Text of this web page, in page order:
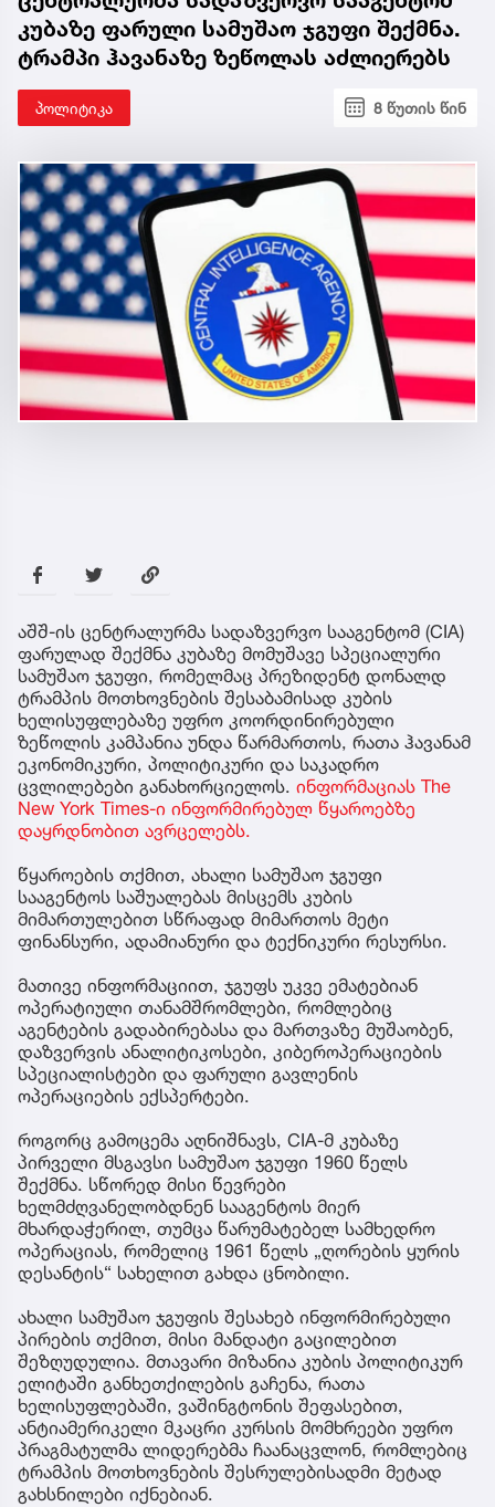
კუბაზე ფარული სამუშაო ჯგუფი შექმნა.
ტრამპი ჰავანაზე ზეწოლას აძლიერებს
პოლიტიკა 8 წუთის წინ
აშშ-ის ცენტრალურმა სადაზვერვო სააგენტომ (CIA)
ფარულად შექმნა კუბაზე მომუშავე სპეციალური
სამუშაო ჯგუფი, რომელმაც პრეზიდენტ დონალდ
ტრამპის მოთხოვნების შესაბამისად კუბის
ხელისუფლებაზე უფრო კოორდინირებული
ზეწოლის კამპანია უნდა წარმართოს, რათა ჰავანამ
ეკონომიკური, პოლიტიკური და საკადრო
ცვლილებები განახორციელოს. ინფორმაციას The
New York Times-ი ინფორმირებულ წყაროებზე
დაყრდნობით ავრცელებს.
წყაროების თქმით, ახალი სამუშაო ჯგუფი
სააგენტოს საშუალებას მისცემს კუბის
მიმართულებით სწრაფად მიმართოს მეტი
ფინანსური, ადამიანური და ტექნიკური რესურსი.
მათივე ინფორმაციით, ჯგუფს უკვე ემატებიან
ოპერატიული თანამშრომლები, რომლებიც
აგენტების გადაბირებასა და მართვაზე მუშაობენ,
დაზვერვის ანალიტიკოსები, კიბეროპერაციების
სპეციალისტები და ფარული გავლენის
ოპერაციების ექსპერტები.
როგორც გამოცემა აღნიშნავს, CIA-მ კუბაზე
პირველი მსგავსი სამუშაო ჯგუფი 1960 წელს
შექმნა. სწორედ მისი წევრები
ხელმძღვანელობდნენ სააგენტოს მიერ
მხარდაჭერილ, თუმცა წარუმატებელ სამხედრო
ოპერაციას, რომელიც 1961 წელს „ღორების ყურის
დესანტის“ სახელით გახდა ცნობილი.
ახალი სამუშაო ჯგუფის შესახებ ინფორმირებული
პირების თქმით, მისი მანდატი გაცილებით
შეზღუდულია. მთავარი მიზანია კუბის პოლიტიკურ
ელიტაში განხეთქილების გაჩენა, რათა
ხელისუფლებაში, ვაშინგტონის შეფასებით,
ანტიამერიკელი მკაცრი კურსის მომხრეები უფრო
პრაგმატულმა ლიდერებმა ჩაანაცვლონ, რომლებიც
ტრამპის მოთხოვნების შესრულებისადმი მეტად
გახსნილები იქნებიან.